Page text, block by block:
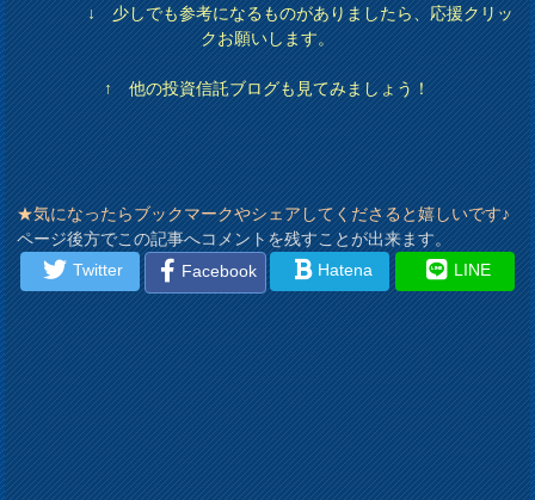
↓ 少しでも参考になるものがありましたら、応援クリッ
クお願いします。
↑ 他の投資信託ブログも見てみましょう！
★気になったらブックマークやシェアしてくださると嬉しいです♪
ページ後方でこの記事へコメントを残すことが出来ます。
Twitter
Facebook Hatena LINE